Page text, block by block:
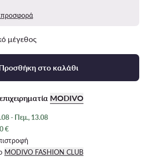
προσφορά
μέγεθος
στο καλάθι
MODIVO
- Πεμ., 13.08
0 €
MODIVO FASHION CLUB